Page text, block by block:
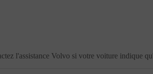
l'assistance Volvo si votre voiture indique